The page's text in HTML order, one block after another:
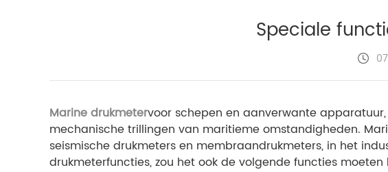
Speciale
Marine drukmetervoor schepen en aanverwante
mechanische trillingen van maritieme omstandigheden.
seismische drukmeters en membraandrukmeters, in het
drukmeterfuncties, zou het ook de volgende functies moeten